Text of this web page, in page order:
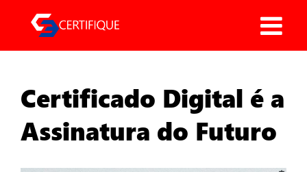
Certificado Digital é a
Assinatura do Futuro